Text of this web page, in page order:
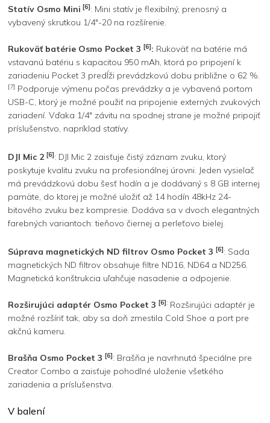
Statív Osmo Mini [6]: Mini statív je flexibilný, prenosný a
vybavený skrutkou 1/4″-20 na rozšírenie.
Rukoväť batérie Osmo Pocket 3 [6]: Rukoväť na batérie má
vstavanú batériu s kapacitou 950 mAh, ktorá po pripojení k
zariadeniu Pocket 3 predĺži prevádzkovú dobu približne o 62 %.
[7] Podporuje výmenu počas prevádzky a je vybavená portom
USB-C, ktorý je možné použiť na pripojenie externých zvukových
zariadení. Vďaka 1/4″ závitu na spodnej strane je možné pripojiť
príslušenstvo, napríklad statívy.
DJI Mic 2 [6]: DJI Mic 2 zaisťuje čistý záznam zvuku, ktorý
poskytuje kvalitu zvuku na profesionálnej úrovni. Jeden vysielač
má prevádzkovú dobu šesť hodín a je dodávaný s 8 GB internej
pamäte, do ktorej je možné uložiť až 14 hodín 48kHz 24-
bitového zvuku bez kompresie. Dodáva sa v dvoch elegantných
farebných variantoch: tieňovo čiernej a perleťovo bielej.
Súprava magnetických ND filtrov Osmo Pocket 3 [6]: Sada
magnetických ND filtrov obsahuje filtre ND16, ND64 a ND256.
Magnetická konštrukcia uľahčuje nasadenie a odpojenie.
Rozširujúci adaptér Osmo Pocket 3 [6]: Rozširujúci adaptér je
možné rozšíriť tak, aby sa doň zmestila Cold Shoe a port pre
akčnú kameru.
Brašňa Osmo Pocket 3 [6]: Brašňa je navrhnutá špeciálne pre
Creator Combo a zaisťuje pohodlné uloženie všetkého
zariadenia a príslušenstva.
V balení